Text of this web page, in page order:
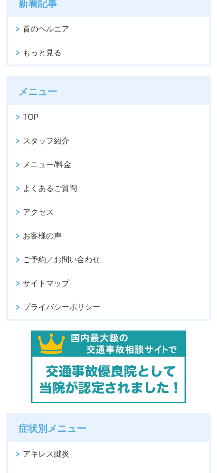
新着記事
首のヘルニア
もっと見る
メニュー
TOP
スタッフ紹介
メニュー/料金
よくあるご質問
アクセス
お客様の声
ご予約／お問い合わせ
サイトマップ
プライバシーポリシー
症状別メニュー
アキレス腱炎